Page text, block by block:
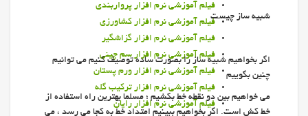
فیلم آموزشی نرم افزار پرواربندي
فیلم آموزشی نرم افزار كشاورزي
فیلم آموزشی نرم افزار گزاشگیر
فیلم آموزشی نرم افزار سم چيني
فیلم آموزشی نرم افزار ورم پستان
فیلم آموزشی نرم افزار تركيب گله
فیلم آموزشی نرم افزار رایان
شبيه ساز چيست
اگر بخواهيم شبيه ساز را بصورت ساده توصيف كنيم مي توانيم
چنين بگوييم
مي خواهيم بين دو نقطه خط بكشيم ؛ مسلما بهترين راه استفاده از
خط كش است. اگر بخواهيم ببينيم امتداد خط به كجا مي رسد ، مي